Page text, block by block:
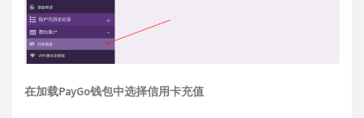
在加载PayGo钱包中选择信用卡充值